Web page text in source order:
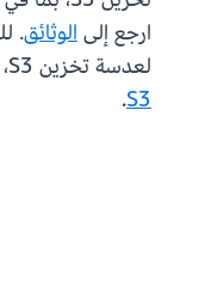
ارجع إلىالوثائق.
لعدسة تخزين S3، تفضل بزيارة
S3
.